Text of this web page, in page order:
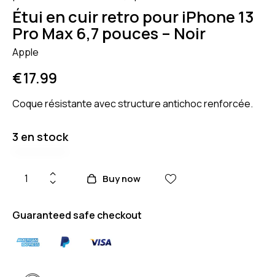
Étui en cuir retro pour iPhone 13
Pro Max 6,7 pouces – Noir
Apple
€17.99
Coque résistante avec structure antichoc renforcée.
3 en stock
Buy now
Guaranteed safe checkout